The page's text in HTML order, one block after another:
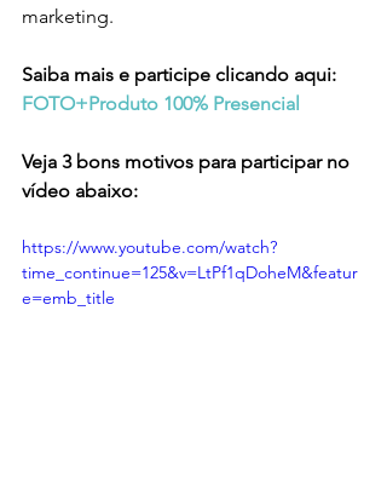
marketing.
Saiba mais e participe clicando aqui:
FOTO+Produto 100% Presencial
Veja 3 bons motivos para participar no
vídeo abaixo:
https://www.youtube.com/watch?
time_continue=125&v=LtPf1qDoheM&featur
e=emb_title